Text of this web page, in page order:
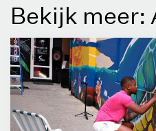
Bekijk